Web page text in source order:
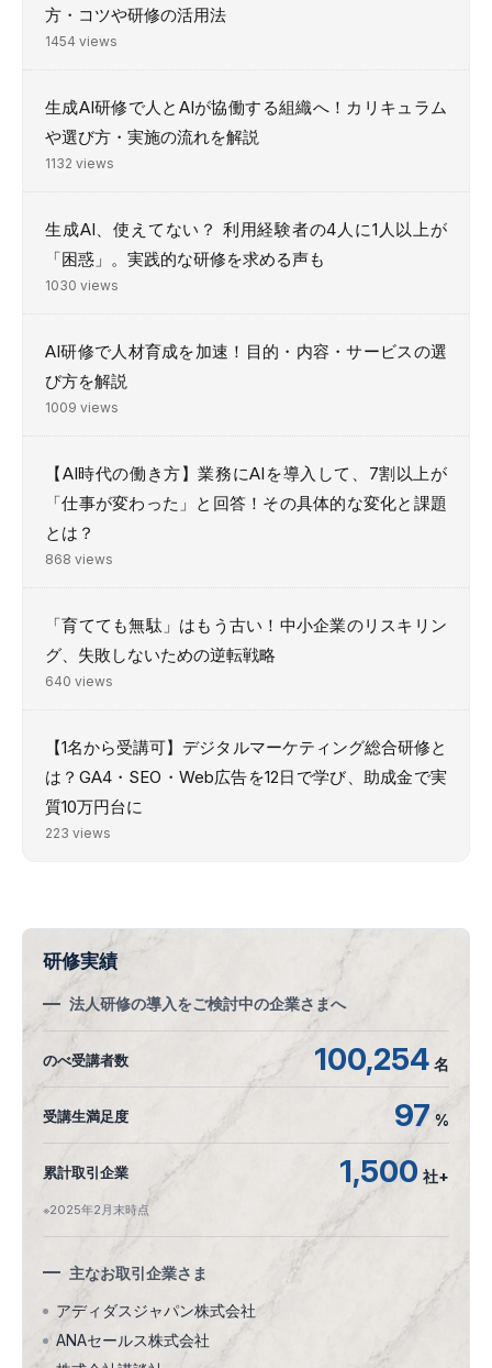
方・コツや研修の活用法
1454 views
生成AI研修で人とAIが協働する組織へ！カリキュラム
や選び方・実施の流れを解説
1132 views
生成AI、使えてない？ 利用経験者の4人に1人以上が
「困惑」。実践的な研修を求める声も
1030 views
AI研修で人材育成を加速！目的・内容・サービスの選
び方を解説
1009 views
【AI時代の働き方】業務にAIを導入して、7割以上が
「仕事が変わった」と回答！その具体的な変化と課題
とは？
868 views
「育てても無駄」はもう古い！中小企業のリスキリン
グ、失敗しないための逆転戦略
640 views
【1名から受講可】デジタルマーケティング総合研修と
は？GA4・SEO・Web広告を12日で学び、助成金で実
質10万円台に
223 views
研修実績
法人研修の導入をご検討中の企業さまへ
のべ受講者数 100,254 名
受講生満足度 97 %
累計取引企業 1,500 社+
※2025年2月末時点
主なお取引企業さま
アディダスジャパン株式会社
ANAセールス株式会社